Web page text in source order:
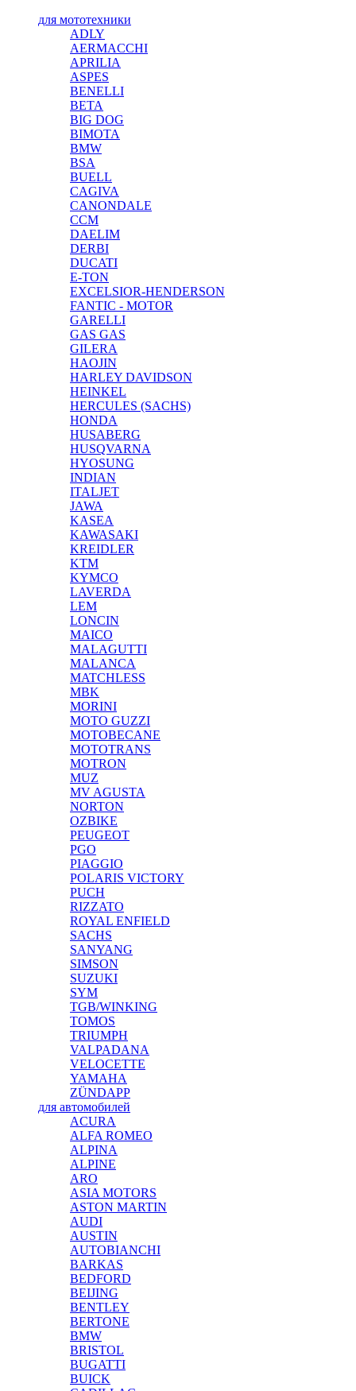
для мототехники
ADLY
AERMACCHI
APRILIA
ASPES
BENELLI
BETA
BIG DOG
BIMOTA
BMW
BSA
BUELL
CAGIVA
CANONDALE
CCM
DAELIM
DERBI
DUCATI
E-TON
EXCELSIOR-HENDERSON
FANTIC - MOTOR
GARELLI
GAS GAS
GILERA
HAOJIN
HARLEY DAVIDSON
HEINKEL
HERCULES (SACHS)
HONDA
HUSABERG
HUSQVARNA
HYOSUNG
INDIAN
ITALJET
JAWA
KASEA
KAWASAKI
KREIDLER
KTM
KYMCO
LAVERDA
LEM
LONCIN
MAICO
MALAGUTTI
MALANCA
MATCHLESS
MBK
MORINI
MOTO GUZZI
MOTOBECANE
MOTOTRANS
MOTRON
MUZ
MV AGUSTA
NORTON
OZBIKE
PEUGEOT
PGO
PIAGGIO
POLARIS VICTORY
PUCH
RIZZATO
ROYAL ENFIELD
SACHS
SANYANG
SIMSON
SUZUKI
SYM
TGB/WINKING
TOMOS
TRIUMPH
VALPADANA
VELOCETTE
YAMAHA
ZÜNDAPP
для автомобилей
ACURA
ALFA ROMEO
ALPINA
ALPINE
ARO
ASIA MOTORS
ASTON MARTIN
AUDI
AUSTIN
AUTOBIANCHI
BARKAS
BEDFORD
BEIJING
BENTLEY
BERTONE
BMW
BRISTOL
BUGATTI
BUICK